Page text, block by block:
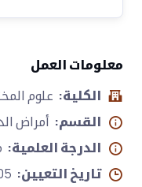
معلومات العمل
الكلية: علوم
القسم: أمراض
الدرجة العلمية:
تاريخ التعيين: